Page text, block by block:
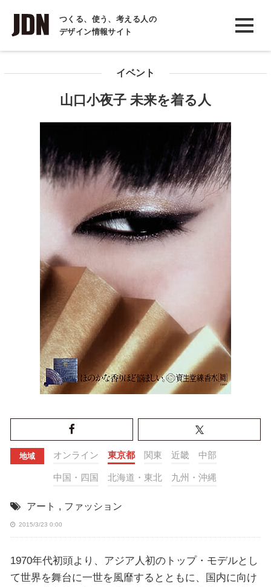
つくる、使う、考える人の
デザイン情報サイト
INTERVIEW
インタビュー
イベント
山口小夜子 未来を着る人
地域 オンライン 東京都 関東 近畿 中部
中国・四国 北海道・東北 九州・沖縄
アート , ファッション
2015/3/23 0:00
1970年代初頭より、アジア人初のトップ・モデルとし
て世界を舞台に一世を風靡するとともに、国内に向け